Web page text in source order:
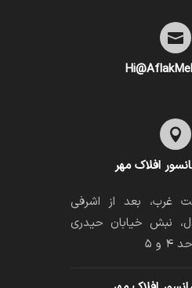


افلاک مهر
غرب، بعد از اشرفی
نبش خیابان حیدری